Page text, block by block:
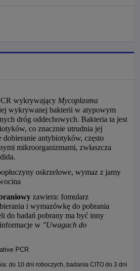
wykrywający Mycoplasma
wykrywanej bakterii w atypowym
dróg oddechowych. Bakteria ta jest
co znacznie utrudnia jej
dobieranie antybiotyków, często
mikroorganizmami, zwłaszcza
oskrzelowe, wymaz z jamy
zawiera: fomularz
i wymazówkę do pobrania
do badań pobrany ma być inny
w "Uwagach do
PCR
do 10 dni roboczych, badania CITO do 3 dni